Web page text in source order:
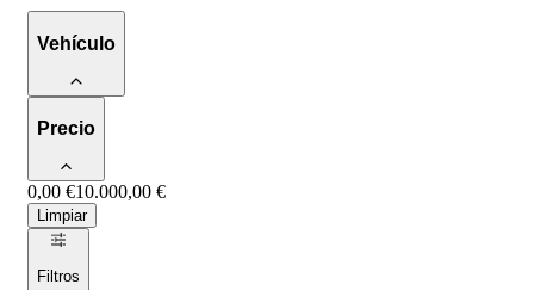
Vehículo
Precio
0,00 €10.000,00 €
Limpiar
Filtros